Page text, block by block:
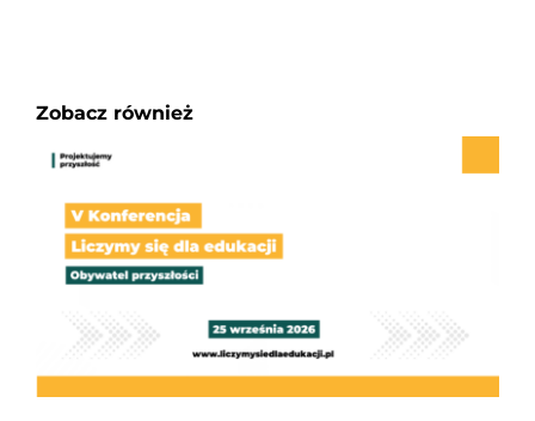
Zobacz również